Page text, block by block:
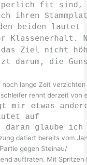
fit sind,
ihren
beiden lautet
Klassenerhalt.
Ziel nicht
darum, die
lange Zeit verzichten
rennt derzeit von
mir etwas
auf
daran glaube ich
datiert bereits vom
gegen Steinau/
auftraten. Mit Spritzen